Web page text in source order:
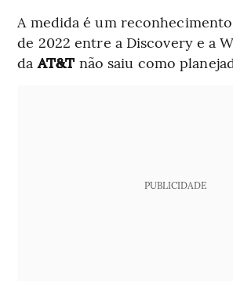
A medida é um
de 2022 entre a Discovery e a
daAT&T não saiu como
PUBLICIDADE